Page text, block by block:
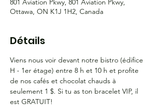
801 Aviation Pkwy, 801 Aviation Pkwy,
Ottawa, ON K1J 1H2, Canada
Détails
Viens nous voir devant notre bistro (édifice
H - 1er étage) entre 8 h et 10 h et profite
de nos cafés et chocolat chauds à
seulement 1 $. Si tu as ton bracelet VIP, il
est GRATUIT!